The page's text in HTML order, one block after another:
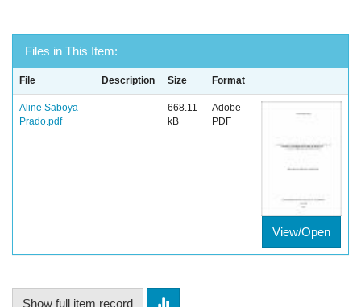
Files in This Item:
File Description Size Format
Aline Saboya
Prado.pdf
668.11
kB
Adobe
PDF
View/Open
Show full item record